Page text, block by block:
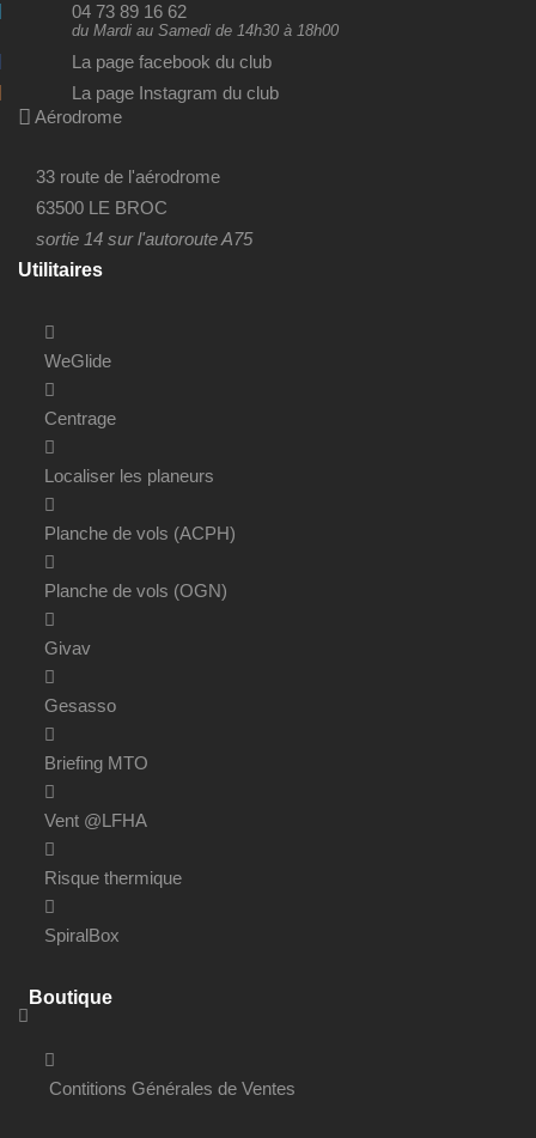
04 73 89 16 62
du Mardi au Samedi de 14h30 à 18h00
La page facebook du club
La page Instagram du club
Aérodrome
33 route de l'aérodrome
63500 LE BROC
sortie 14 sur l'autoroute A75
Utilitaires
WeGlide
Centrage
Localiser les planeurs
Planche de vols (ACPH)
Planche de vols (OGN)
Givav
Gesasso
Briefing MTO
Vent @LFHA
Risque thermique
SpiralBox
Boutique
Contitions Générales de Ventes